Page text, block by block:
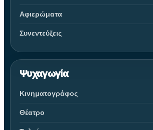
Αφιερώματα
Συνεντεύξεις
Ψυχαγωγία
Κινηματογράφος
Θέατρο